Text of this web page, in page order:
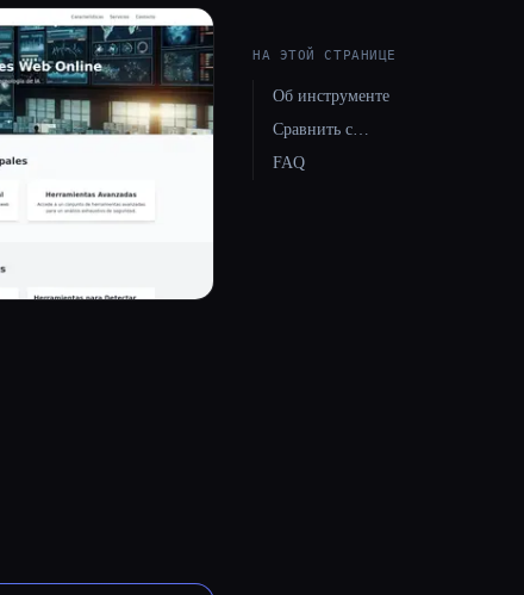
НА ЭТОЙ СТРАНИЦЕ
Об инструменте
Сравнить с…
FAQ